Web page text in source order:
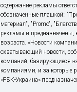
содержание рекламы
обозначенные плашкой:
материал", "Promo",
рекламы и предназначены,
возраста. «Новости
охватывающий новости,
компаний, базирующиеся
компаниями, и за которые
«РБК-Украина»